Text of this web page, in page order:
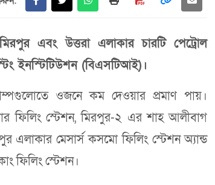
এবং উত্তরা এলাকার চারটি পেট্রোল
ইনস্টিটিউশন (বিএসটিআই)।
ওজনে কম দেওয়ার প্রমাণ পায়।
ফিলিং স্টেশন, মিরপুর-২ এর শাহ আলীবাগ
এলাকার মেসার্স কসমো ফিলিং স্টেশন অ্যান্ড
ফিলিং স্টেশন।